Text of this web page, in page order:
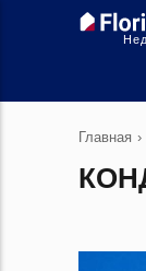
Главная ›